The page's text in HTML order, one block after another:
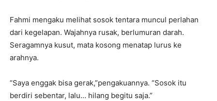
Fahmi mengaku melihat sosok tentara muncul perlahan
dari kegelapan. Wajahnya rusak, berlumuran darah.
Seragamnya kusut, mata kosong menatap lurus ke
arahnya.
“Saya enggak bisa gerak,”pengakuannya. “Sosok itu
berdiri sebentar, lalu… hilang begitu saja.”